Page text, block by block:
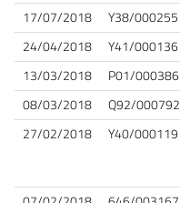
17/07/2018
Y38/000255
24/04/2018
Y41/000136
13/03/2018
P01/000386
08/03/2018
Q92/000792
27/02/2018
Y40/000119